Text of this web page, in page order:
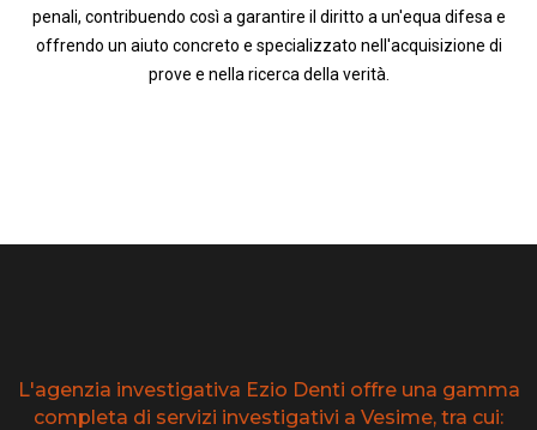
penali, contribuendo così a garantire il diritto a un'equa difesa e
offrendo un aiuto concreto e specializzato nell'acquisizione di
prove e nella ricerca della verità.
L'agenzia investigativa Ezio Denti offre una gamma
completa di servizi investigativi a Vesime, tra cui: